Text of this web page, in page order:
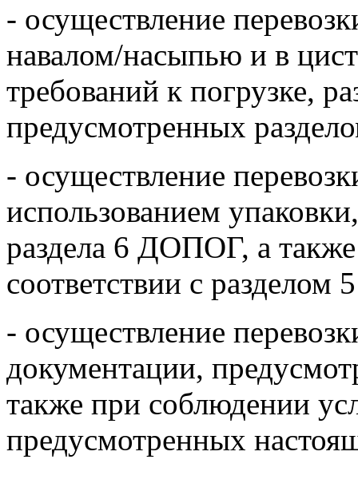
- осуществление
навалом/насыпью и в
требований к погрузке,
предусмотренных
- осуществление
использованием
раздела 6 ДОПОГ, а
соответствии с
- осуществление
документации,
также при соблюдении
предусмотренных